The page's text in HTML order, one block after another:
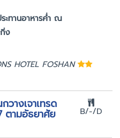
อาหารค่ำ ณ
ง
HOTEL FOSHAN
วางเจาเทรด
ตามอัธยาศัย B/-/D